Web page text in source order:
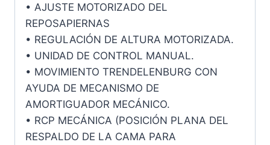
• AJUSTE MOTORIZADO DEL
REPOSAPIERNAS
• REGULACIÓN DE ALTURA MOTORIZADA.
• UNIDAD DE CONTROL MANUAL.
• MOVIMIENTO TRENDELENBURG CON
AYUDA DE MECANISMO DE
AMORTIGUADOR MECÁNICO.
• RCP MECÁNICA (POSICIÓN PLANA DEL
RESPALDO DE LA CAMA PARA